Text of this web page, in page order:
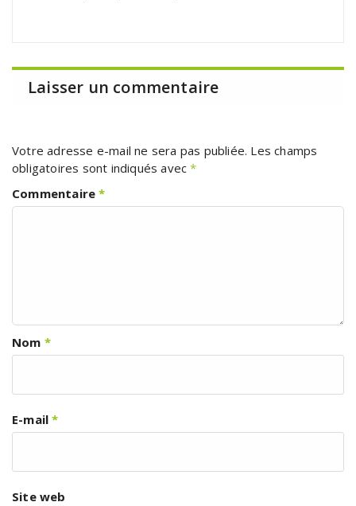
Laisser un commentaire
Votre adresse e-mail ne sera pas publiée. Les champs
obligatoires sont indiqués avec*
Commentaire*
Nom *
E-mail*
Site web